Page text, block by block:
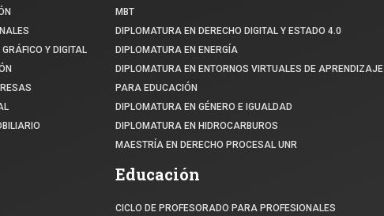
Y DIGITAL
MBT
DIPLOMATURA EN DERECHO DIGITAL Y ESTADO 4.0
DIPLOMATURA EN ENERGÍA
DIPLOMATURA EN ENTORNOS VIRTUALES DE APRENDIZAJE
PARA EDUCACIÓN
DIPLOMATURA EN GÉNERO E IGUALDAD
DIPLOMATURA EN HIDROCARBUROS
MAESTRÍA EN DERECHO PROCESAL UNR
Educación
CICLO DE PROFESORADO PARA PROFESIONALES